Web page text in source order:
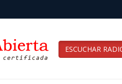
ESCUCHAR